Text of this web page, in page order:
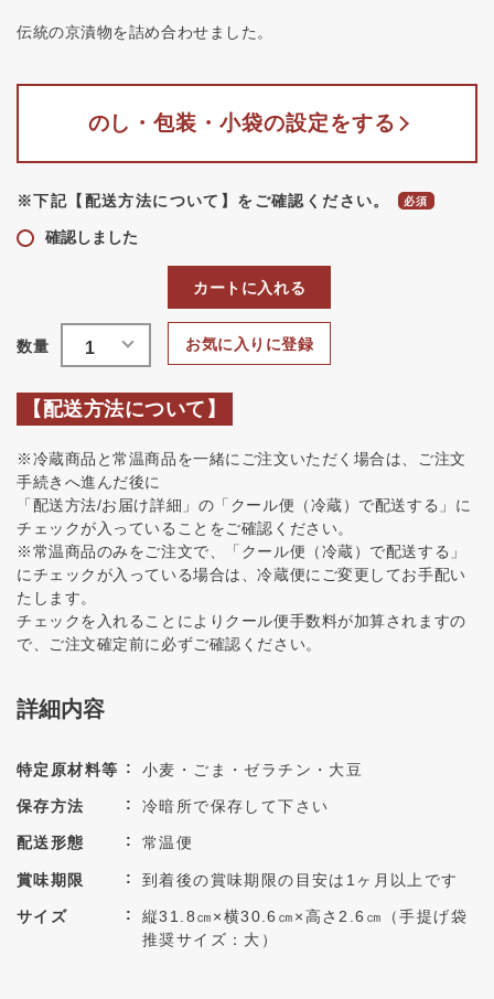
伝統の京漬物を詰め合わせました。
のし・包装・小袋の設定をする
※下記【配送方法について】をご確認ください。
確認しました
お気に入りに登録
カートに入れる
【配送方法について】
※冷蔵商品と常温商品を一緒にご注文いただく場合は、ご注文
手続きへ進んだ後に
「配送方法/お届け詳細」の「クール便（冷蔵）で配送する」に
チェックが入っていることをご確認ください。
※常温商品のみをご注文で、「クール便（冷蔵）で配送する」
にチェックが入っている場合は、冷蔵便にご変更してお手配い
たします。
チェックを入れることによりクール便手数料が加算されますの
で、ご注文確定前に必ずご確認ください。
詳細内容
特定原材料等 小麦・ごま・ゼラチン・大豆
保存方法 冷暗所で保存して下さい
配送形態 常温便
賞味期限 到着後の賞味期限の目安は1ヶ月以上です
サイズ
縦31.8㎝×横30.6㎝×高さ2.6㎝（手提げ袋
推奨サイズ：大）